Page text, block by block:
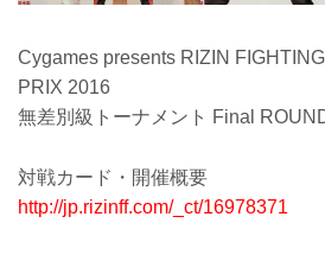
Cygames presents RIZIN
PRIX 2016
無差別級トーナメント Final
対戦カード・開催概要
http://jp.rizinff.com/_ct/16978371